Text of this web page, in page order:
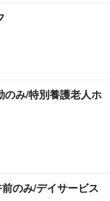
のみ/特別養護老人ホ
のみ/デイサービス